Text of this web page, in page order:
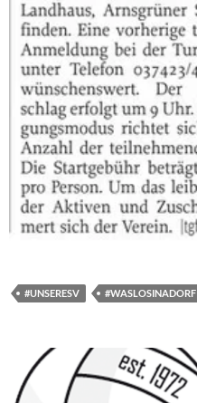
#UNSERESV #WASLOSINADORF